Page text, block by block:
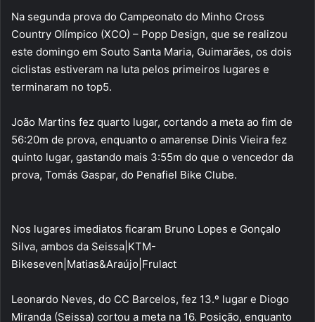
Na segunda prova do Campeonato do Minho Cross
Country Olímpico (XCO) – Popp Design, que se realizou
este domingo em Souto Santa Maria, Guimarães, os dois
ciclistas estiveram na luta pelos primeiros lugares e
terminaram no top5.
João Martins fez quarto lugar, cortando a meta ao fim de
56:20m de prova, enquanto o amarense Dinis Vieira fez
quinto lugar, gastando mais 3:55m do que o vencedor da
prova, Tomás Gaspar, do Penafiel Bike Clube.
Nos lugares imediatos ficaram Bruno Lopes e Gonçalo
Silva, ambos da Seissa|KTM-
Bikeseven|Matias&Araújo|Frulact
Leonardo Neves, do CC Barcelos, fez 13.º lugar e Diogo
Miranda (Seissa) cortou a meta na 16. Posição, enquanto